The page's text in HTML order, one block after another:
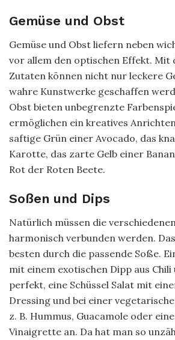
Gemüse und Obst
Gemüse und Obst liefern neben
vor allem den optischen Effekt. Mit
Zutaten können nicht nur leckere
wahre Kunstwerke geschaffen
Obst bieten unbegrenzte
ermöglichen ein kreatives
saftige Grün einer Avocado, das
Karotte, das zarte Gelb einer
Rot der Roten Beete.
Soßen und Dips
Natürlich müssen die
harmonisch verbunden werden.
besten durch die passende Soße.
mit einem exotischen Dipp aus Chili
perfekt, eine Schüssel Salat mit
Dressing und bei einer
z. B. Hummus, Guacamole oder
Vinaigrette an. Da hat man so